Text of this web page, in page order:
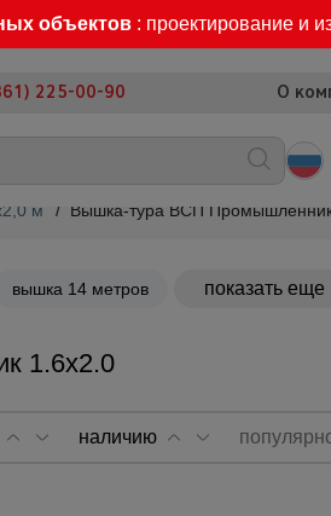
объектов : проектирование и
225-00-90 О
м / Вышка-тура ВСП
вышка 14 метров показать еще
1.6х2.0
наличию